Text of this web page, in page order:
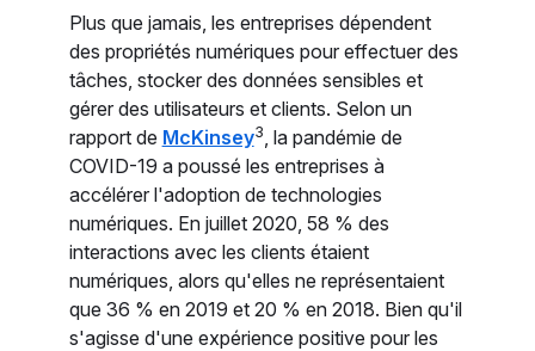
Plus que jamais, les entreprises dépendent
des propriétés numériques pour effectuer des
tâches, stocker des données sensibles et
gérer des utilisateurs et clients. Selon un
rapport de McKinsey3, la pandémie de
COVID-19 a poussé les entreprises à
accélérer l'adoption de technologies
numériques. En juillet 2020, 58 % des
interactions avec les clients étaient
numériques, alors qu'elles ne représentaient
que 36 % en 2019 et 20 % en 2018. Bien qu'il
s'agisse d'une expérience positive pour les